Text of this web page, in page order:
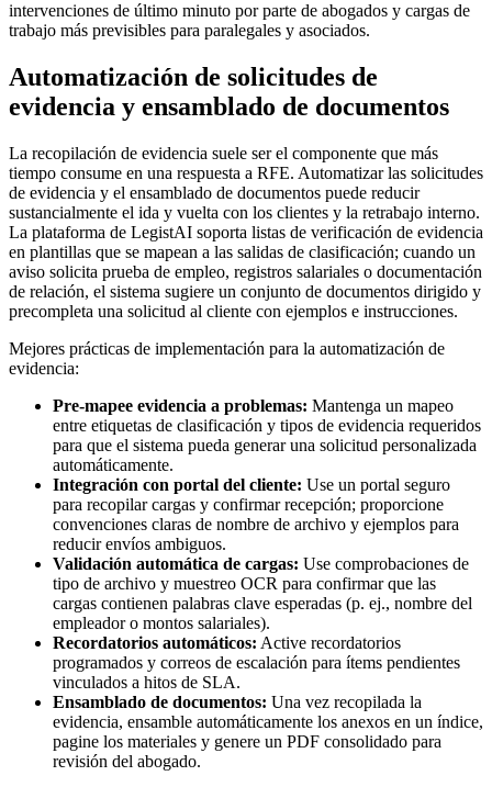
intervenciones de último minuto por parte de abogados y cargas de
trabajo más previsibles para paralegales y asociados.
Automatización de solicitudes de
evidencia y ensamblado de documentos
La recopilación de evidencia suele ser el componente que más
tiempo consume en una respuesta a RFE. Automatizar las solicitudes
de evidencia y el ensamblado de documentos puede reducir
sustancialmente el ida y vuelta con los clientes y la retrabajo interno.
La plataforma de LegistAI soporta listas de verificación de evidencia
en plantillas que se mapean a las salidas de clasificación; cuando un
aviso solicita prueba de empleo, registros salariales o documentación
de relación, el sistema sugiere un conjunto de documentos dirigido y
precompleta una solicitud al cliente con ejemplos e instrucciones.
Mejores prácticas de implementación para la automatización de
evidencia:
Pre-mapee evidencia a problemas: Mantenga un mapeo
entre etiquetas de clasificación y tipos de evidencia requeridos
para que el sistema pueda generar una solicitud personalizada
automáticamente.
Integración con portal del cliente: Use un portal seguro
para recopilar cargas y confirmar recepción; proporcione
convenciones claras de nombre de archivo y ejemplos para
reducir envíos ambiguos.
Validación automática de cargas: Use comprobaciones de
tipo de archivo y muestreo OCR para confirmar que las
cargas contienen palabras clave esperadas (p. ej., nombre del
empleador o montos salariales).
Recordatorios automáticos: Active recordatorios
programados y correos de escalación para ítems pendientes
vinculados a hitos de SLA.
Ensamblado de documentos: Una vez recopilada la
evidencia, ensamble automáticamente los anexos en un índice,
pagine los materiales y genere un PDF consolidado para
revisión del abogado.